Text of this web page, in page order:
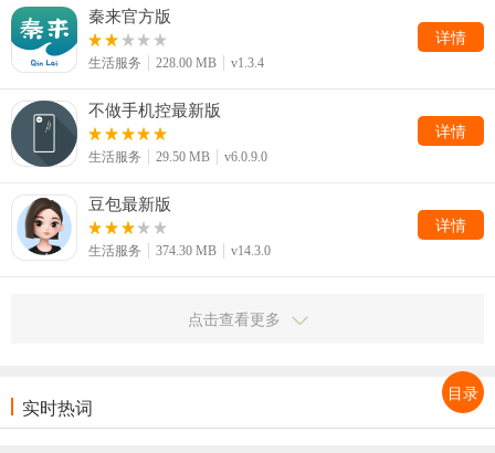
秦来官方版
生活服务 228.00 MB v1.3.4
详情
不做手机控最新版
生活服务 29.50 MB v6.0.9.0
详情
豆包最新版
生活服务 374.30 MB v14.3.0
详情
点击查看更多
实时热词
目录